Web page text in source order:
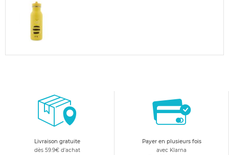
Livraison gratuite
dès 59.9€ d'achat
Payer en plusieurs fois
avec Klarna